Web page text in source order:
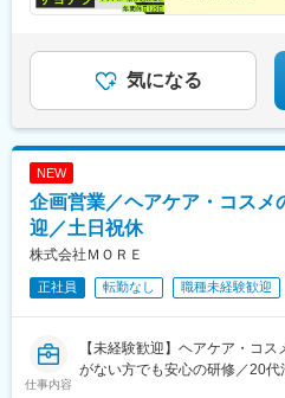
Ｒいしかわ鉄道線)、九重駅、
作駅、和泉多摩川駅、井荻駅
松島駅、ゆいの杜東駅、高久
東野尻駅、ハーモニーホール
守谷駅、ゆめみ野駅、北春日部
駅、内宿駅、柏の葉キャンパス
武動物公園駅、上板橋駅、本厚
駅、川和町駅、雀宮駅、岡本
竹向原駅、鶴間駅、西大島駅
十条駅(東京都)、みどり台駅、
気になる
NEW
企画営業／ヘアケア・コスメ
迎／土日祝休
株式会社ＭＯＲＥ
正社員 転勤なし 職種未経験歓迎
仕事内容
【未経験歓迎】ヘアケア・コ
がない方でも安心の研修／20代